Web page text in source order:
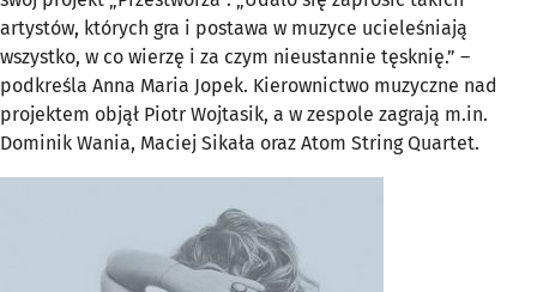
artystów, których gra i postawa w muzyce ucieleśniają
wszystko, w co wierzę i za czym nieustannie tęsknię.” –
podkreśla Anna Maria Jopek. Kierownictwo muzyczne nad
projektem objął Piotr Wojtasik, a w zespole zagrają m.in.
Dominik Wania, Maciej Sikała oraz Atom String Quartet.